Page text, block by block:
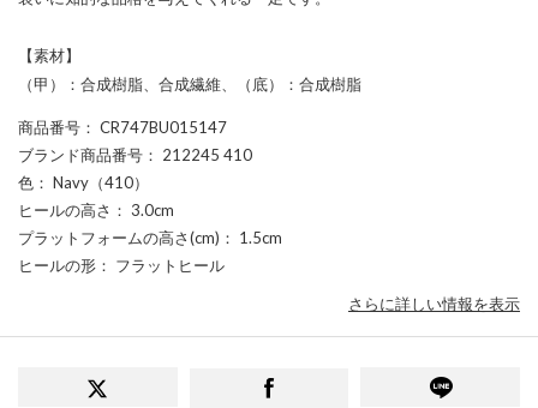
【素材】
（甲）：合成樹脂、合成繊維、（底）：合成樹脂
商品番号 ： CR747BU015147
ブランド商品番号 ： 212245 410
色 ： Navy（410）
ヒールの高さ ： 3.0cm
プラットフォームの高さ(cm) ： 1.5cm
ヒールの形 ： フラットヒール
さらに詳しい情報を表示